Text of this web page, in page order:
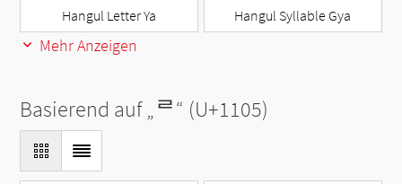
Hangul Letter Ya Hangul Syllable Gya
Mehr Anzeigen
Basierend auf „ᄅ“ (U+1105)